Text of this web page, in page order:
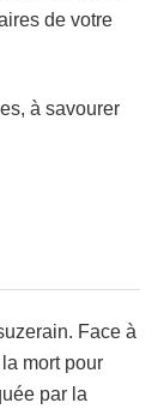
de votre
à savourer
Face à
mort pour
par la